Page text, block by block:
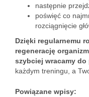
następnie
poświęć co
rozciągnięcie
Dzięki regularnemu
regenerację
szybciej wracamy do
każdym treningu, a
Powiązane wpisy: